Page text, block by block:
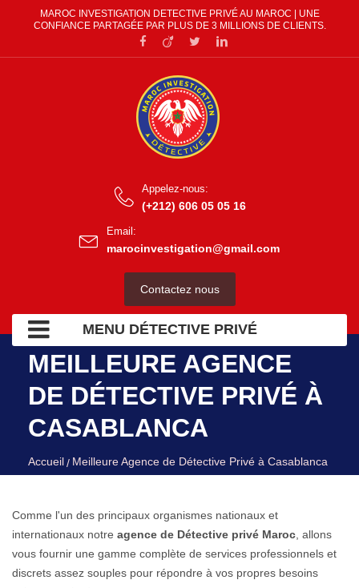
MAROC INVESTIGATION DETECTIVE PRIVÉ AU MAROC | UNE
CONFIANCE PARTAGÉE PAR PLUS DE 3 MILLIONS DE CLIENTS.
Appelez-nous:
(+212) 606 05 05 16
Email:
marocinvestigation@gmail.com
Contactez nous
MENU DÉTECTIVE PRIVÉ
MEILLEURE AGENCE
DE DÉTECTIVE PRIVÉ À
CASABLANCA
Accueil Meilleure Agence de Détective Privé à Casablanca
Comme l'un des principaux organismes nationaux et
internationaux notre agence de Détective privé Maroc , allons
vous fournir une gamme complète de services professionnels et
discrets assez souples pour répondre à vos propres besoins